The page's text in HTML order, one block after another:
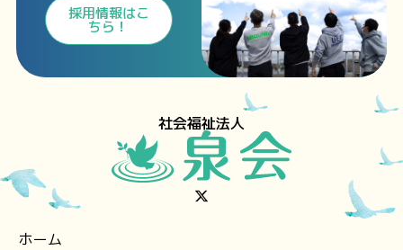
⁩採用情報⁩はこ
ちら！
社会福祉法人
ホーム